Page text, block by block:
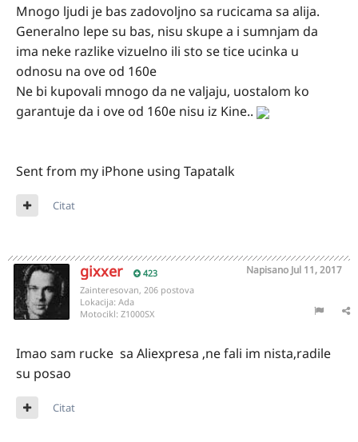
Mnogo ljudi je bas zadovoljno sa rucicama sa alija.
Generalno lepe su bas, nisu skupe a i sumnjam da
ima neke razlike vizuelno ili sto se tice ucinka u
odnosu na ove od 160e
Ne bi kupovali mnogo da ne valjaju, uostalom ko
garantuje da i ove od 160e nisu iz Kine..
Sent from my iPhone using Tapatalk
Citat
gixxer 423 Napisano Jul 11, 2017
Zainteresovan, 206 postova
Lokacija: Ada
Motocikl: Z1000SX
Imao sam rucke sa Aliexpresa ,ne fali im nista,radile
su posao
Citat